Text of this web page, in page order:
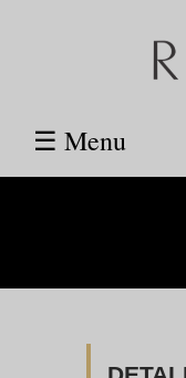
☰ Menu